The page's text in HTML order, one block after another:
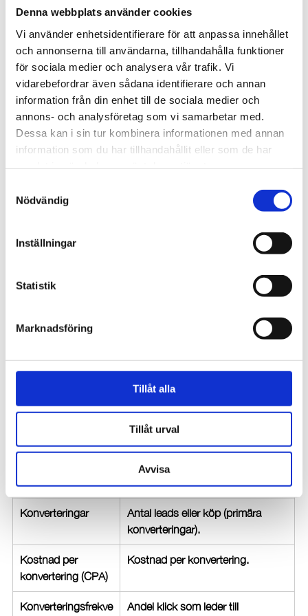
Denna webbplats använder cookies
Vi använder enhetsidentifierare för att anpassa innehållet
och annonserna till användarna, tillhandahålla funktioner
för sociala medier och analysera vår trafik. Vi
vidarebefordrar även sådana identifierare och annan
information från din enhet till de sociala medier och
annons- och analysföretag som vi samarbetar med.
Dessa kan i sin tur kombinera informationen med annan
information som du har tillhandahållit eller som de har
Nödvändig
Inställningar
Statistik
Marknadsföring
Tillåt alla
Tillåt urval
Avvisa
Konverteringsfre
kvens,
Konverteringsvär
de
Viktiga kolumner och förklaringar
Alltid först för enkel identifiering.
Aktiv, pausad eller begränsad av
Exponeringar
Antal gånger annonsen visats
under valt tidsperiod.
Indikator på annonsens relevans.
Genomsnittlig CPC Genomsnittlig kostnad per klick.
Kostnad Totalt spenderad summa.
Konverteringar
Antal leads eller köp (primära
konverteringar).
Kostnad per
konvertering (CPA)
Kostnad per konvertering.
Konverteringsfrekve
Andel klick som leder till